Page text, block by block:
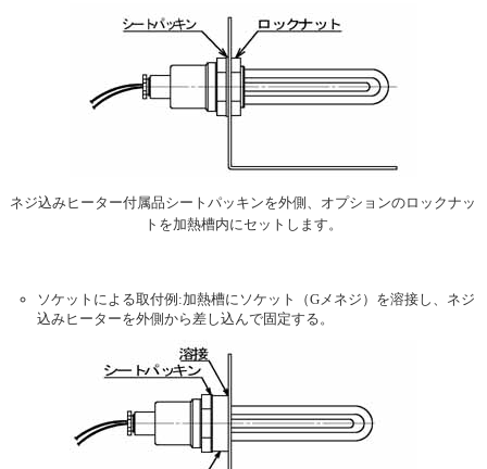
ネジ込みヒーター付属品シートパッキンを外側、オプションのロックナッ
トを加熱槽内にセットします。
ソケットによる取付例:加熱槽にソケット（Gメネジ）を溶接し、ネジ
込みヒーターを外側から差し込んで固定する。